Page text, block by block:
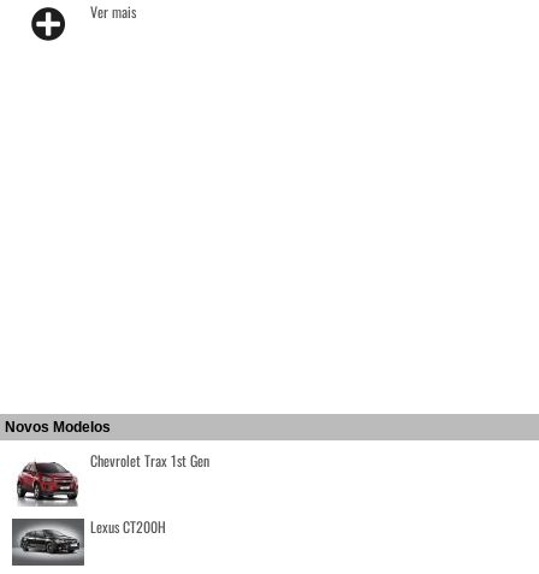
Ver mais
Novos Modelos
Chevrolet Trax 1st Gen
Lexus CT200H